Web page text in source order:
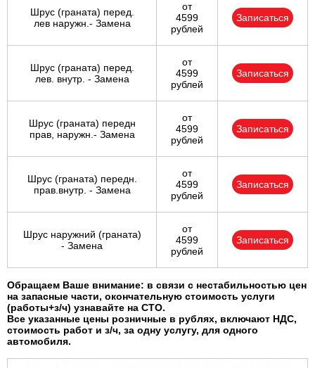
Шрус (граната) перед.
лев наружн.- Замена
от
4599
рублей
Записаться
Шрус (граната) перед.
лев. внутр. - Замена
от
4599
рублей
Записаться
Шрус (граната) передн
прав, наружн.- Замена
от
4599
рублей
Записаться
Шрус (граната) передн.
прав.внутр. - Замена
от
4599
рублей
Записаться
Шрус наружний (граната)
- Замена
от
4599
рублей
Записаться
Обращаем Ваше внимание: в связи с нестабильностью цен
на запасные части, окончательную стоимость услуги
(работы+з/ч) узнавайте на СТО.
Все указанные цены розничные в рублях, включают НДС,
стоимость работ и з/ч, за одну услугу, для одного
автомобиля.